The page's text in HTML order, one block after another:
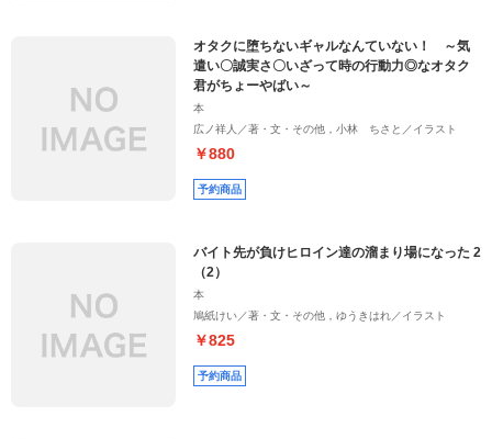
オタクに堕ちないギャルなんていない！ ～気
遣い〇誠実さ〇いざって時の行動力◎なオタク
君がちょーやばい～
本
広ノ祥人／著・文・その他，小林 ちさと／イラスト
￥880
予約商品
バイト先が負けヒロイン達の溜まり場になった 2
（2）
本
鳩紙けい／著・文・その他，ゆうきはれ／イラスト
￥825
予約商品